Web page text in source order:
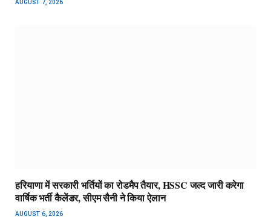
AUGUST 7, 2026
हरियाणा में सरकारी भर्तियों का रोडमैप तैयार, HSSC जल्द जारी करेगा
वार्षिक भर्ती कैलेंडर, सीएम सैनी ने किया ऐलान
AUGUST 6, 2026